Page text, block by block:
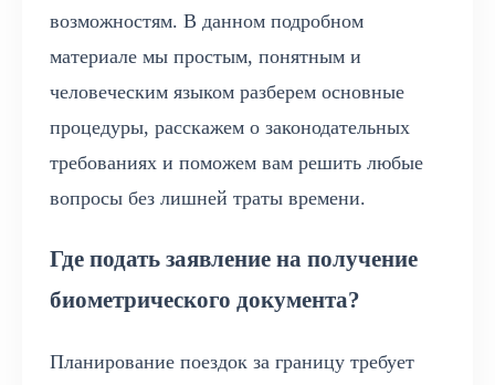
возможностям. В данном подробном
материале мы простым, понятным и
человеческим языком разберем основные
процедуры, расскажем о законодательных
требованиях и поможем вам решить любые
вопросы без лишней траты времени.
Где подать заявление на получение
биометрического документа?
Планирование поездок за границу требует